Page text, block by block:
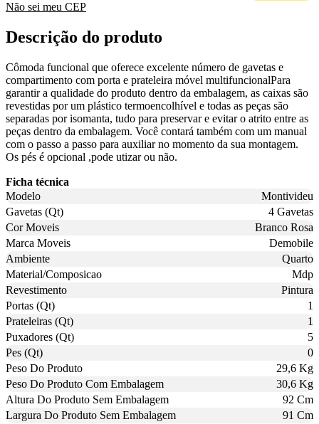
Não sei meu CEP
Descrição do produto
Cômoda funcional que oferece excelente número de gavetas e
compartimento com porta e prateleira móvel multifuncionalPara
garantir a qualidade do produto dentro da embalagem, as caixas são
revestidas por um plástico termoencolhível e todas as peças são
separadas por isomanta, tudo para preservar e evitar o atrito entre as
peças dentro da embalagem. Você contará também com um manual
com o passo a passo para auxiliar no momento da sua montagem.
Os pés é opcional ,pode utizar ou não.
Ficha técnica
Modelo
Montivideu
Gavetas (Qt)
4 Gavetas
Cor Moveis
Branco Rosa
Marca Moveis
Demobile
Ambiente
Quarto
Material/Composicao
Mdp
Revestimento
Pintura
Portas (Qt)
1
Prateleiras (Qt)
1
Puxadores (Qt)
5
Pes (Qt)
0
Peso Do Produto
29,6 Kg
Peso Do Produto Com Embalagem
30,6 Kg
Altura Do Produto Sem Embalagem
92 Cm
Largura Do Produto Sem Embalagem
91 Cm